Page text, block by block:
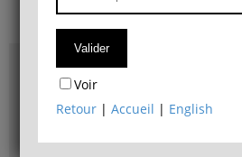
Accès & plans
Bibliothèque du Département
Voir
Retour |Accueil | English